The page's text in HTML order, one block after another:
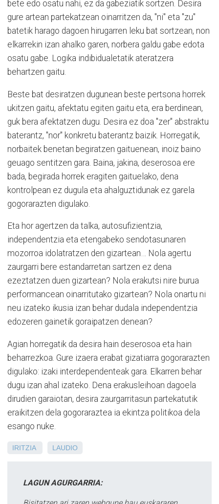
bete edo osatu nahi, ez da gabeziatik sortzen. Desira
gure artean partekatzean oinarritzen da, "ni" eta "zu"
batetik harago dagoen hirugarren leku bat sortzean, non
elkarrekin izan ahalko garen, norbera galdu gabe edota
osatu gabe. Logika indibidualetatik ateratzera
behartzen gaitu.
Beste bat desiratzen dugunean beste pertsona horrek
ukitzen gaitu, afektatu egiten gaitu eta, era berdinean,
guk bera afektatzen dugu. Desira ez doa "zer" abstraktu
baterantz, "nor" konkretu baterantz baizik. Horregatik,
norbaitek benetan begiratzen gaituenean, inoiz baino
geuago sentitzen gara. Baina, jakina, deserosoa ere
bada, begirada horrek eragiten gaituelako, dena
kontrolpean ez dugula eta ahalguztidunak ez garela
gogorarazten digulako.
Eta hor agertzen da talka, autosufizientzia,
independentzia eta etengabeko sendotasunaren
mozorroa idolatratzen den gizartean… Nola agertu
zaurgarri bere estandarretan sartzen ez dena
ezeztatzen duen gizartean? Nola erakutsi nire burua
performancean oinarritutako gizartean? Nola onartu ni
neu izateko ikusia izan behar dudala independentzia
edozeren gainetik goraipatzen denean?
Agian horregatik da desira hain deserosoa eta hain
beharrezkoa. Gure izaera erabat gizatiarra gogorarazten
digulako: izaki interdependenteak gara. Elkarren behar
dugu izan ahal izateko. Dena erakusleihoan dagoela
dirudien garaiotan, desira zaurgarritasun partekatutik
eraikitzen dela gogoraraztea ia ekintza politikoa dela
esango nuke.
IRITZIA LAUDIO
LAGUN AGURGARRIA: